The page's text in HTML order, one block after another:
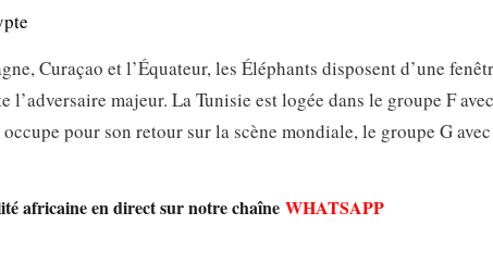
Curaçao et l’Équateur, les Éléphants disposent d’une
majeur. La Tunisie est logée dans le groupe F
pour son retour sur la scène mondiale, le groupe G
africaine en direct sur notre chaîneWHATSAPP